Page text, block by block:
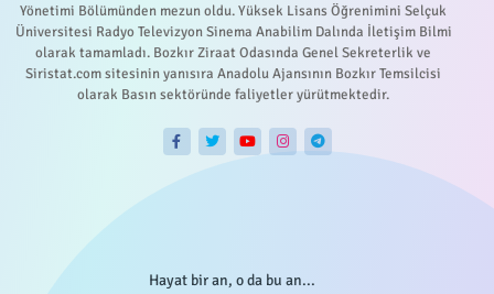
Yönetimi Bölümünden mezun oldu. Yüksek Lisans Öğrenimini Selçuk
Üniversitesi Radyo Televizyon Sinema Anabilim Dalında İletişim Bilmi
olarak tamamladı. Bozkır Ziraat Odasında Genel Sekreterlik ve
Siristat.com sitesinin yanısıra Anadolu Ajansının Bozkır Temsilcisi
olarak Basın sektöründe faliyetler yürütmektedir.
Hayat bir an, o da bu an...